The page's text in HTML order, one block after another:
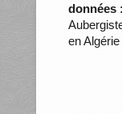
données :
en